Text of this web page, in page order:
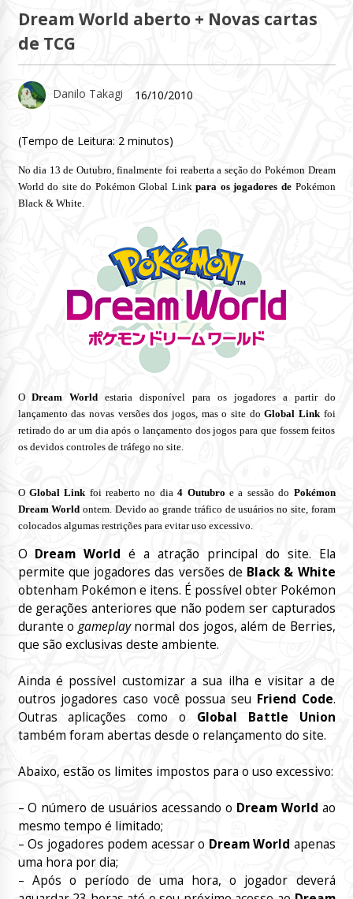
Dream World aberto + Novas cartas
de TCG
Danilo Takagi 16/10/2010
(Tempo de Leitura: 2 minutos)
No dia 13 de Outubro, finalmente foi reaberta a seção do Pokémon Dream
World do site do Pokémon Global Linkpara os jogadores de Pokémon
Black & White.
ODream World estaria disponível para os jogadores a partir do
lançamento das novas versões dos jogos, mas o site doGlobal Linkfoi
retirado do ar um dia após o lançamento dos jogos para que fossem feitos
os devidos controles de tráfego no site.
O Global Link foi reaberto no dia4 Outubro e a sessão do Pokémon
Dream World ontem. Devido ao grande tráfico de usuários no site, foram
colocados algumas restrições para evitar uso excessivo.
O Dream World é a atração principal do site. Ela
permite que jogadores das versões de Black & White
obtenham Pokémon e itens. É possível obter Pokémon
de gerações anteriores que não podem ser capturados
durante o gameplaynormal dos jogos, além de Berries,
que são exclusivas deste ambiente.
Ainda é possível customizar a sua ilha e visitar a de
outros jogadores caso você possua seu Friend Code.
Outras aplicações como o Global Battle Union
também foram abertas desde o relançamento do site.
Abaixo, estão os limites impostos para o uso excessivo:
– O número de usuários acessando o Dream World ao
mesmo tempo é limitado;
– Os jogadores podem acessar o Dream World apenas
uma hora por dia;
– Após o período de uma hora, o jogador deverá